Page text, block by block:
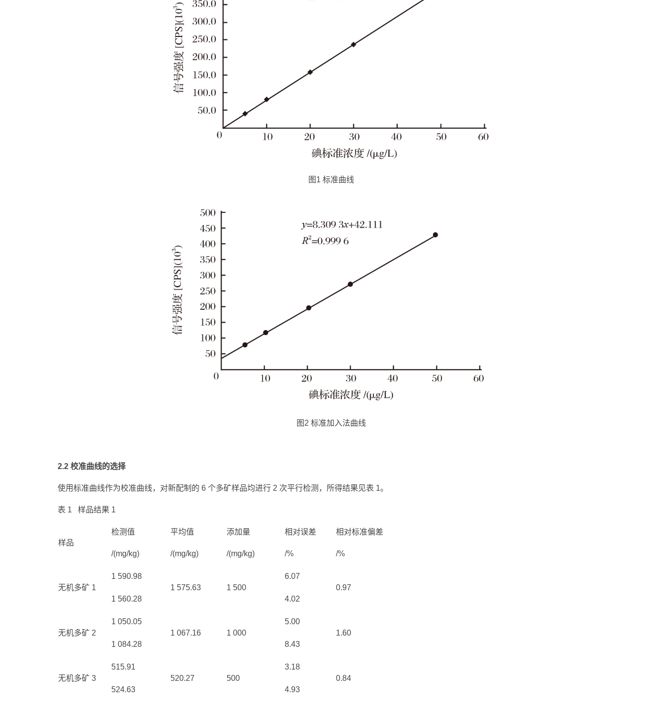
图1 标准曲线
图2 标准加入法曲线
2.2 校准曲线的选择
使用标准曲线作为校准曲线，对新配制的 6 个多矿样品均进行 2 次平行检测，所得结果见表 1。
表 1 样品结果 1
样品
检测值
/(mg/kg)
平均值
/(mg/kg)
添加量
/(mg/kg)
相对误差
/%
相对标准偏差
/%
无机多矿 1
1 590.98
1 575.63
1 500
6.07
0.97
1 560.28
4.02
无机多矿 2
1 050.05
1 067.16
1 000
5.00
1.60
1 084.28
8.43
无机多矿 3
515.91
520.27
500
3.18
0.84
524.63
4.93